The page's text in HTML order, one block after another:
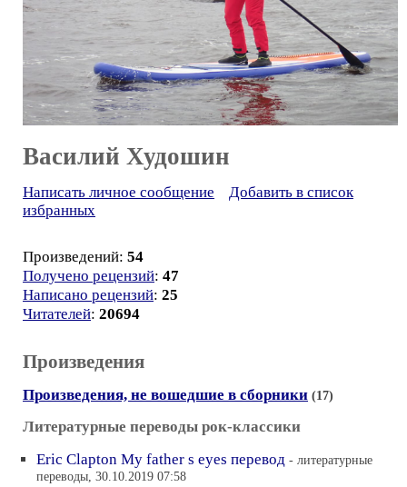
Василий Худошин
Написать личное сообщение
Добавить в список
избранных
Произведений: 54
Получено рецензий: 47
Написано рецензий: 25
Читателей: 20694
Произведения
Произведения, не вошедшие в сборники (17)
Литературные переводы рок-классики
Eric Clapton My father s eyes перевод - литературные
переводы, 30.10.2019 07:58